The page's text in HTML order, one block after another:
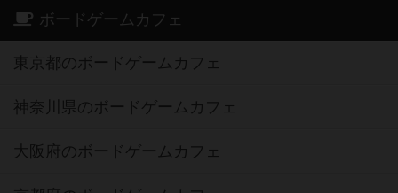
ボードゲームカフェ
東京都のボードゲームカフェ
神奈川県のボードゲームカフェ
大阪府のボードゲームカフェ